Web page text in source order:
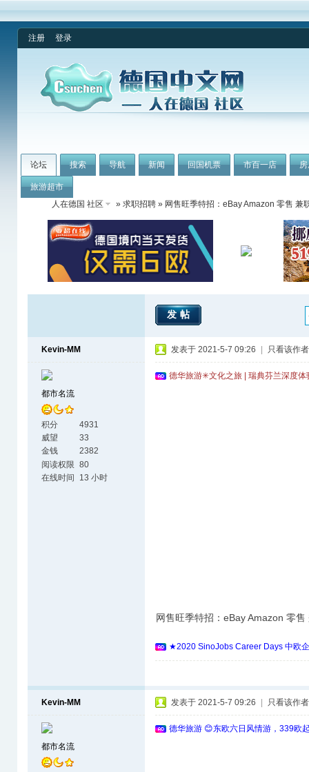
注册 登录
论坛 搜索 导航 新闻 回国机票 市百一店
旅游超市
人在德国 社区
» 求职招聘 » 网售旺季特招：eBay Amazon 零售 兼
发帖
Kevin-MM
都市名流
积分
4931
威望
33
金钱
2382
阅读权限 80
在线时间
13 小时
发表于 2021-5-7 09:26 只看该作者
德华旅游✳文化之旅 | 瑞典芬兰深度
网售旺季特招：eBay Amazon 零
★2020 SinoJobs Career Days 中欧
Kevin-MM
都市名流
发表于 2021-5-7 09:26 只看该作者
德华旅游 😊东欧六日风情游，339欧